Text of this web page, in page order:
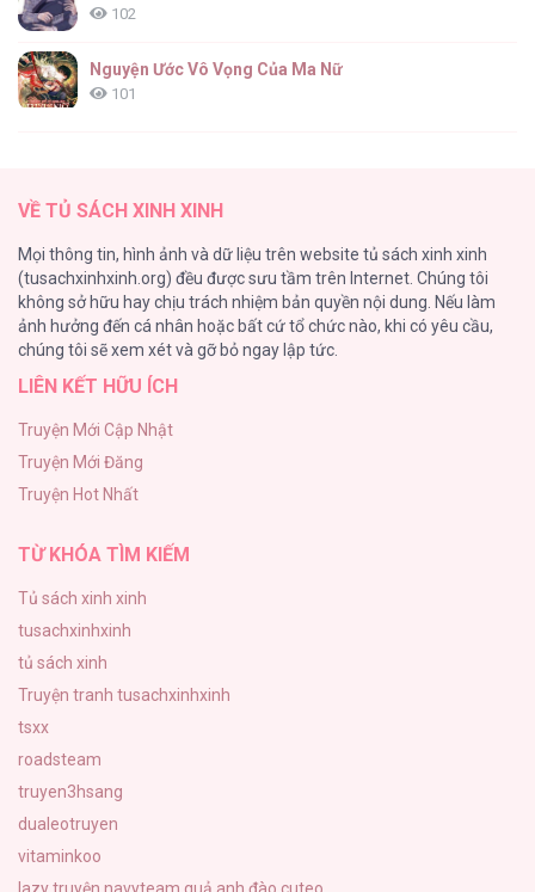
102
Nguyện Ước Vô Vọng Của Ma Nữ
101
95
Búp Măng Hư Và Đối Tác Hoàn Hảo
86
A Nào, Ngậm Thìa Vàng Nhé?
Liveta
72
VỀ TỦ SÁCH XINH XINH
Mọi thông tin, hình ảnh và dữ liệu trên website tủ sách xinh xinh
(tusachxinhxinh.org) đều được sưu tầm trên Internet. Chúng tôi
không sở hữu hay chịu trách nhiệm bản quyền nội dung. Nếu làm
ảnh hưởng đến cá nhân hoặc bất cứ tổ chức nào, khi có yêu cầu,
chúng tôi sẽ xem xét và gỡ bỏ ngay lập tức.
LIÊN KẾT HỮU ÍCH
Truyện Mới Cập Nhật
Truyện Mới Đăng
Truyện Hot Nhất
TỪ KHÓA TÌM KIẾM
Tủ sách xinh xinh
tusachxinhxinh
tủ sách xinh
Truyện tranh tusachxinhxinh
tsxx
roadsteam
truyen3hsang
dualeotruyen
vitaminkoo